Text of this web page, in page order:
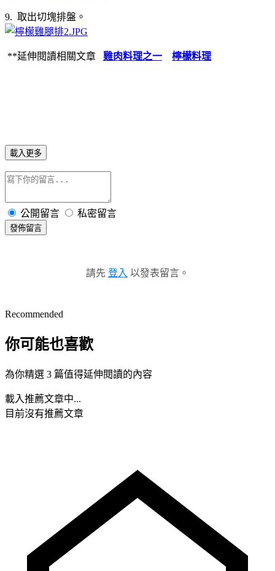
9. 取出切塊排盤。
**延伸閱讀相關文章 雞肉料理之一 檸檬料理
載入更多
公開留言 私密留言
發佈留言
請先 登入 以發表留言。
Recommended
你可能也喜歡
為你精選 3 篇值得延伸閱讀的內容
載入推薦文章中...
目前沒有推薦文章